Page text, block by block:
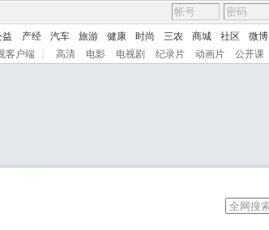
益 产经 汽车 旅游 健康 时尚 三农 商城 社区 微博
客户端 高清 电影 电视剧 纪录片 动画片 公开课